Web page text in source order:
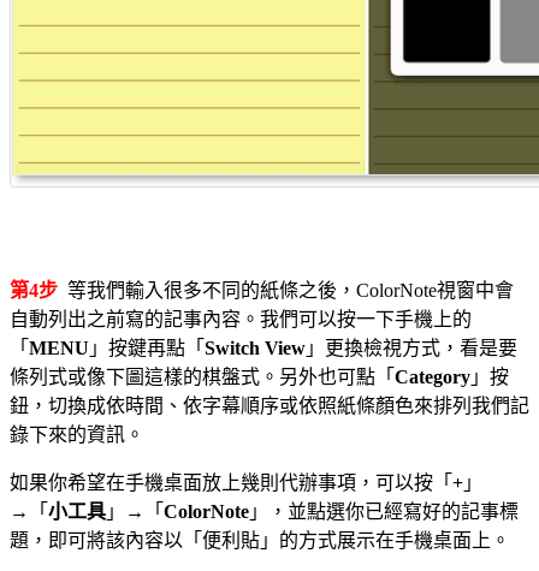
第4步 等我們輸入很多不同的紙條之後，ColorNote視窗中會
自動列出之前寫的記事內容。我們可以按一下手機上的
「 MENU 」按鍵再點「 Switch View 」更換檢視方式，看是要
條列式或像下圖這樣的棋盤式。另外也可點「 Category 」按
鈕，切換成依時間、依字幕順序或依照紙條顏色來排列我們記
錄下來的資訊。
如果你希望在手機桌面放上幾則代辦事項，可以按「 + 」
→「 小工具 」→「 ColorNote 」，並點選你已經寫好的記事標
題，即可將該內容以「便利貼」的方式展示在手機桌面上。